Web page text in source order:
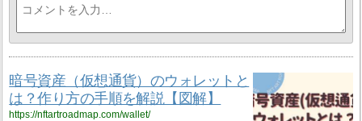
暗号資産（仮想通貨）のウォレットと
は？作り方の手順を解説【図解】
https://nftartroadmap.com/wallet/